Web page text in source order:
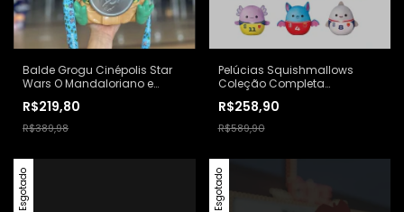
Balde Grogu Cinépolis Star
Wars O Mandaloriano e
R$219,80
R$389,98
Pelúcias Squishmallows
Coleção Completa
Do Mundo 2026
R$258,90
R$589,90
Esgotado Esgotado